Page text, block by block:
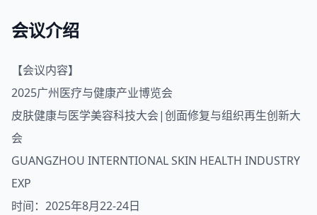
会议介绍
【会议内容】
2025广州医疗与健康产业博览会
皮肤健康与医学美容科技大会|创面修复与组织再生创新大
会
GUANGZHOU INTERNTIONAL SKIN HEALTH INDUSTRY
EXP
时间：2025年8月22-24日